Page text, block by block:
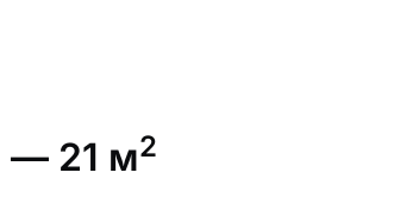
— 21 м2